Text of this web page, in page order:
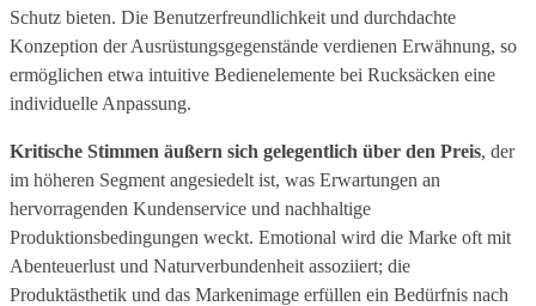
Schutz bieten. Die Benutzerfreundlichkeit und durchdachte
Konzeption der Ausrüstungsgegenstände verdienen Erwähnung, so
ermöglichen etwa intuitive Bedienelemente bei Rucksäcken eine
individuelle Anpassung.
Kritische Stimmen äußern sich gelegentlich über den Preis, der
im höheren Segment angesiedelt ist, was Erwartungen an
hervorragenden Kundenservice und nachhaltige
Produktionsbedingungen weckt. Emotional wird die Marke oft mit
Abenteuerlust und Naturverbundenheit assoziiert; die
Produktästhetik und das Markenimage erfüllen ein Bedürfnis nach